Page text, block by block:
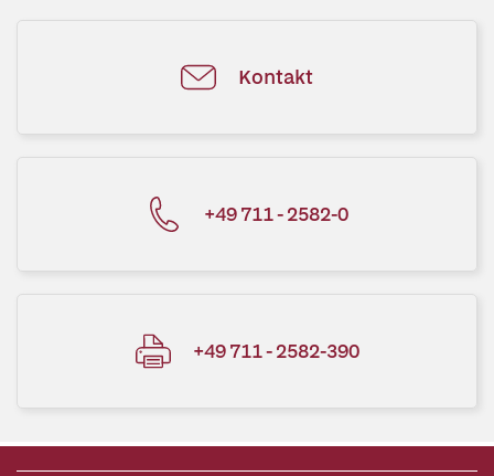
Kontakt
+49 711 - 2582-0
+49 711 - 2582-390